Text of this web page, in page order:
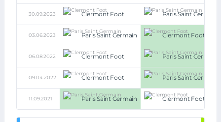
30.09.2023 Clermont Foot Paris Saint Germain
03.06.2023 Paris Saint Germain Clermont Foot
06.08.2022 Clermont Foot Paris Saint Germain
09.04.2022 Clermont Foot Paris Saint Germain
11.09.2021 Paris Saint Germain Clermont Foot